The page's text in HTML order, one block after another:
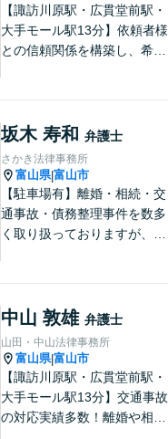
【諏訪川原駅・広貫堂前駅・
大手モール駅13分】依頼者様
との信頼関係を構築し、希望
ご相談ください。平日夜間相
談OK！【複数弁護士在籍】
坂木 寿和 弁護士
さかき法律事務所
富山県|富山市
【駐車場有】離婚・相続・交
通事故・債務整理事件を数多
く取り扱っておりますが、そ
というお声をいただけるよう
に、誠実・丁寧を心がけ事件
に取り組んでいきたいと考え
ています。
中山 敦雄 弁護士
山田・中山法律事務所
富山県|富山市
【諏訪川原駅・広貫堂前駅・
大手モール駅13分】交通事故
の対応実績多数！離婚や相続